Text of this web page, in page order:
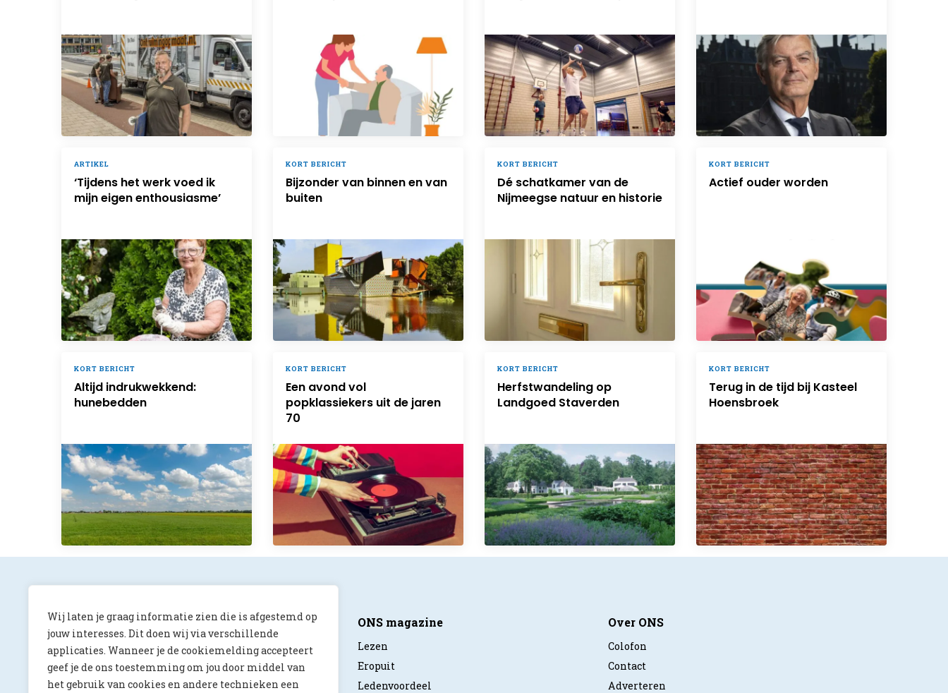
Wij laten je graag informatie zien die is afgestemd op
jouw interesses. Dit doen wij via verschillende
applicaties. Wanneer je de cookiemelding accepteert
geef je de ons toestemming om jou door middel van
het gebruik van cookies en andere technieken een
ARTIKEL
‘Tijdens het werk voed ik
mijn eigen enthousiasme’
KORT BERICHT
Bijzonder van binnen en van
buiten
KORT BERICHT
Dé schatkamer van de
Nijmeegse natuur en historie
KORT BERICHT
Actief ouder worden
KORT BERICHT
Altijd indrukwekkend:
hunebedden
KORT BERICHT
Een avond vol
popklassiekers uit de jaren
70
KORT BERICHT
Herfstwandeling op
Landgoed Staverden
KORT BERICHT
Terug in de tijd bij Kasteel
Hoensbroek
Albert Luthulilaan 10
5231 HV ‘s-Hertogenbosch
ONS magazine
Lezen
Eropuit
Ledenvoordeel
Over ONS
Colofon
Contact
Adverteren